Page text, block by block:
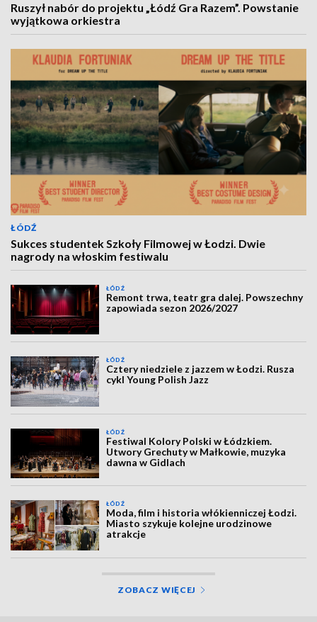
Ruszył nabór do projektu „Łódź Gra Razem”. Powstanie
wyjątkowa orkiestra
ŁÓDŹ
Sukces studentek Szkoły Filmowej w Łodzi. Dwie
nagrody na włoskim festiwalu
ŁÓDŹ
Remont trwa, teatr gra dalej. Powszechny
zapowiada sezon 2026/2027
ŁÓDŹ
Cztery niedziele z jazzem w Łodzi. Rusza
cykl Young Polish Jazz
ŁÓDŹ
Festiwal Kolory Polski w Łódzkiem.
Utwory Grechuty w Małkowie, muzyka
dawna w Gidlach
ŁÓDŹ
Moda, film i historia włókienniczej Łodzi.
Miasto szykuje kolejne urodzinowe
atrakcje
ZOBACZ WIĘCEJ